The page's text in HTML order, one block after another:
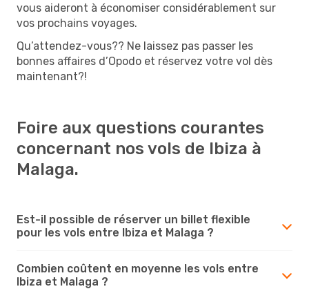
vous aideront à économiser considérablement sur
vos prochains voyages.
Qu’attendez-vous?? Ne laissez pas passer les
bonnes affaires d’Opodo et réservez votre vol dès
maintenant?!
Foire aux questions courantes
concernant nos vols de Ibiza à
Malaga.
Est-il possible de réserver un billet flexible
pour les vols entre Ibiza et Malaga ?
Combien coûtent en moyenne les vols entre
Ibiza et Malaga ?